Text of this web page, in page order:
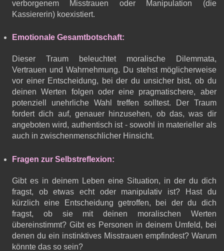
verborgenem Misstrauen oder Manipulation (die
Kassiererin) koexistiert.
Emotionale Gesamtbotschaft:
Dieser Traum beleuchtet moralische Dilemmata,
Vertrauen und Wahrnehmung. Du stehst möglicherweise
vor einer Entscheidung, bei der du unsicher bist, ob du
deinen Werten folgen oder eine pragmatischere, aber
potenziell unehrliche Wahl treffen solltest. Der Traum
fordert dich auf, genauer hinzusehen, ob das, was dir
angeboten wird, authentisch ist - sowohl in materieller als
auch in zwischenmenschlicher Hinsicht.
Fragen zur Selbstreflexion:
Gibt es in deinem Leben eine Situation, in der du dich
fragst, ob etwas echt oder manipulativ ist? Hast du
kürzlich eine Entscheidung getroffen, bei der du dich
fragst, ob sie mit deinen moralischen Werten
übereinstimmt? Gibt es Personen in deinem Umfeld, bei
denen du ein instinktives Misstrauen empfindest? Warum
könnte das so sein?